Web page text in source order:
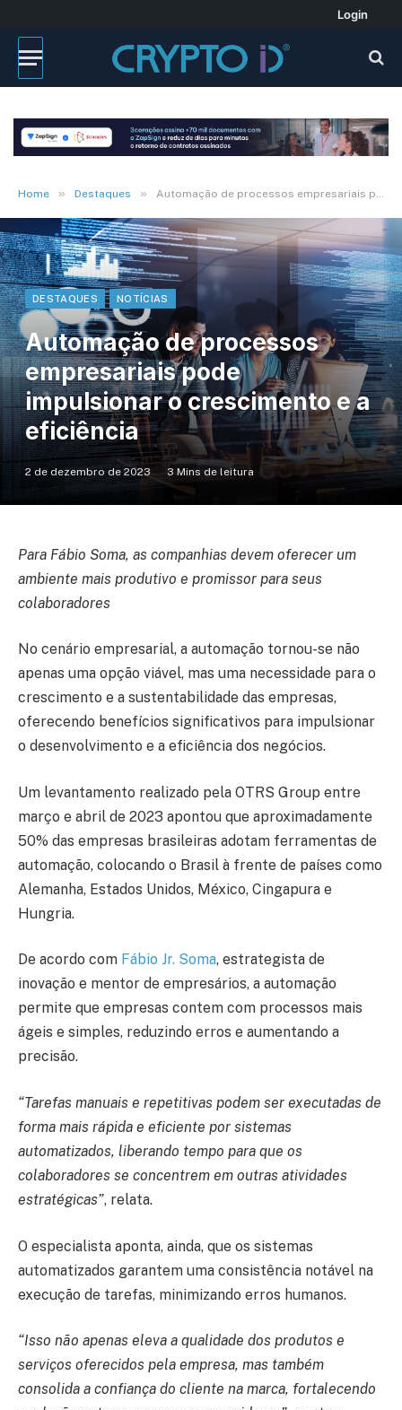
Login
Home » Destaques » Automação de processos empresariais pode impulsionar o crescimento e a eficiência
DESTAQUES NOTÍCIAS
Automação de processos
empresariais pode
impulsionar o crescimento e a
eficiência
2 de dezembro de 2023 3 Mins de leitura
Para Fábio Soma, as companhias devem oferecer um
ambiente mais produtivo e promissor para seus
colaboradores
No cenário empresarial, a automação tornou-se não
apenas uma opção viável, mas uma necessidade para o
crescimento e a sustentabilidade das empresas,
oferecendo benefícios significativos para impulsionar
o desenvolvimento e a eficiência dos negócios.
Um levantamento realizado pela OTRS Group entre
março e abril de 2023 apontou que aproximadamente
50% das empresas brasileiras adotam ferramentas de
automação, colocando o Brasil à frente de países como
Alemanha, Estados Unidos, México, Cingapura e
Hungria.
De acordo com Fábio Jr. Soma, estrategista de
inovação e mentor de empresários, a automação
permite que empresas contem com processos mais
ágeis e simples, reduzindo erros e aumentando a
precisão.
“Tarefas manuais e repetitivas podem ser executadas de
forma mais rápida e eficiente por sistemas
automatizados, liberando tempo para que os
colaboradores se concentrem em outras atividades
estratégicas”, relata.
O especialista aponta, ainda, que os sistemas
automatizados garantem uma consistência notável na
execução de tarefas, minimizando erros humanos.
“Isso não apenas eleva a qualidade dos produtos e
serviços oferecidos pela empresa, mas também
consolida a confiança do cliente na marca, fortalecendo